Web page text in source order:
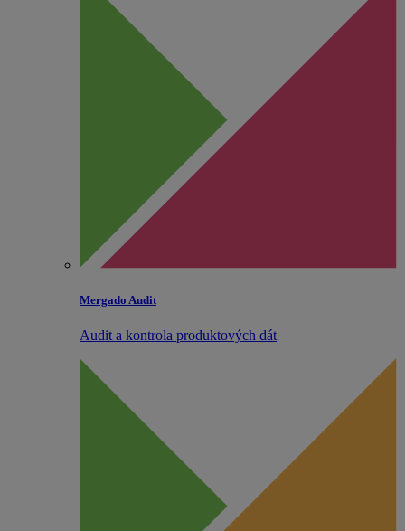
Mergado Audit
Audit a kontrola produktových dát